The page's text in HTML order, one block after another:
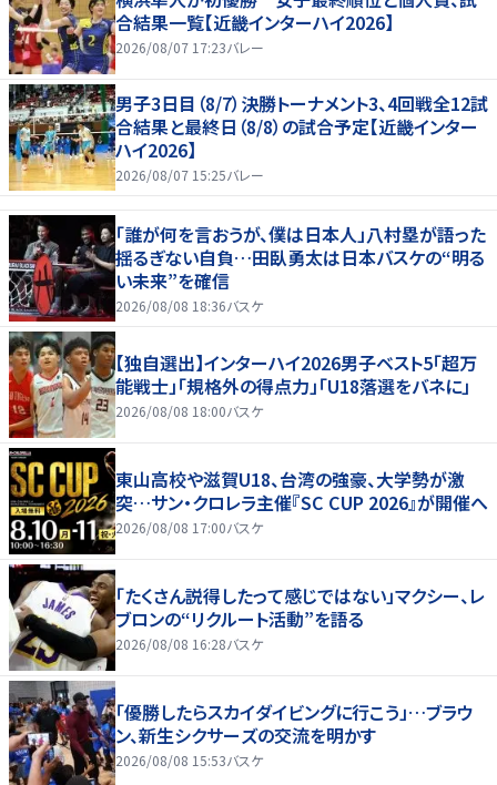
合結果一覧【近畿インターハイ2026】
2026/08/07 17:23バレー
男子3日目（8/7）決勝トーナメント3、4回戦全12試
合結果と最終日（8/8）の試合予定【近畿インター
ハイ2026】
2026/08/07 15:25バレー
「誰が何を言おうが、僕は日本人」八村塁が語った
揺るぎない自負…田臥勇太は日本バスケの“明る
い未来”を確信
2026/08/08 18:36バスケ
【独自選出】インターハイ2026男子ベスト5「超万
能戦士」「規格外の得点力」「U18落選をバネに」
2026/08/08 18:00バスケ
東山高校や滋賀U18、台湾の強豪、大学勢が激
突…サン・クロレラ主催『SC CUP 2026』が開催へ
2026/08/08 17:00バスケ
「たくさん説得したって感じではない」マクシー、レ
ブロンの“リクルート活動”を語る
2026/08/08 16:28バスケ
「優勝したらスカイダイビングに行こう」…ブラウ
ン、新生シクサーズの交流を明かす
2026/08/08 15:53バスケ